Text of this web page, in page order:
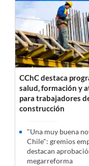
CChC destaca
salud, formación y
para trabajadores
construcción
"Una muy buena
Chile": gremios
destacan
megarreforma